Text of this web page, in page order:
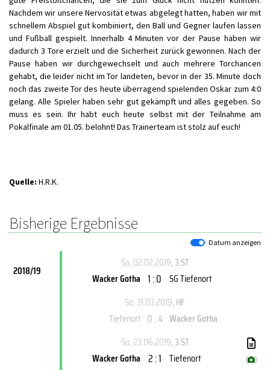
Nachdem wir unsere Nervosität etwas abgelegt hatten, haben wir mit
schnellem Abspiel gut kombiniert, den Ball und Gegner laufen lassen
und Fußball gespielt. Innerhalb 4 Minuten vor der Pause haben wir
dadurch 3 Tore erzielt und die Sicherheit zurück gewonnen. Nach der
Pause haben wir durchgewechselt und auch mehrere Torchancen
gehabt, die leider nicht im Tor landeten, bevor in der 35. Minute doch
noch das zweite Tor des heute überragend spielenden Oskar zum 4:0
gelang. Alle Spieler haben sehr gut gekämpft und alles gegeben. So
muss es sein. Ihr habt euch heute selbst mit der Teilnahme am
Pokalfinale am 01.05. belohnt! Das Trainerteam ist stolz auf euch!
Quelle: H.R.K.
Bisherige Ergebnisse
Datum anzeigen
2018/19
Sa, 02.02.2019, 3.ST
Wacker Gotha 1 : 0 SG Tiefenort
So, 31.03.2019, HF
Tiefenort 0 : 4 Wacker Gotha
So, 23.06.2019, 3.ST
Wacker Gotha 2 : 1 Tiefenort ( )